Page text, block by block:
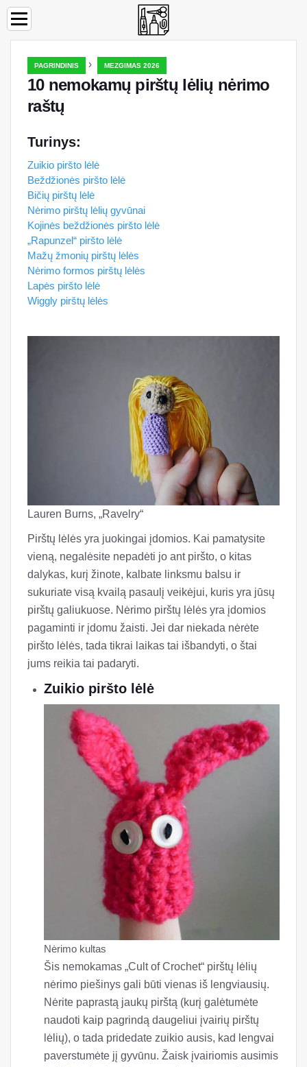
PAGRINDINIS › MEZGIMAS 2026
10 nemokamų pirštų lėlių nėrimo
raštų
Turinys:
Zuikio piršto lėlė
Beždžionės piršto lėlė
Bičių pirštų lėlė
Nėrimo pirštų lėlių gyvūnai
Kojinės beždžionės piršto lėlė
„Rapunzel“ piršto lėlė
Mažų žmonių pirštų lėlės
Nėrimo formos pirštų lėlės
Lapės piršto lėlė
Wiggly pirštų lėlės
Lauren Burns, „Ravelry“
Pirštų lėlės yra juokingai įdomios. Kai pamatysite
vieną, negalėsite nepadėti jo ant piršto, o kitas
dalykas, kurį žinote, kalbate linksmu balsu ir
sukuriate visą kvailą pasaulį veikėjui, kuris yra jūsų
pirštų galiukuose. Nėrimo pirštų lėlės yra įdomios
pagaminti ir įdomu žaisti. Jei dar niekada nėrėte
piršto lėlės, tada tikrai laikas tai išbandyti, o štai
jums reikia tai padaryti.
Zuikio piršto lėlė
Nėrimo kultas
Šis nemokamas „Cult of Crochet“ pirštų lėlių
nėrimo piešinys gali būti vienas iš lengviausių.
Nėrite paprastą jaukų pirštą (kurį galėtumėte
naudoti kaip pagrindą daugeliui įvairių pirštų
lėlių), o tada pridedate zuikio ausis, kad lengvai
paverstumėte jį gyvūnu. Žaisk įvairiomis ausimis